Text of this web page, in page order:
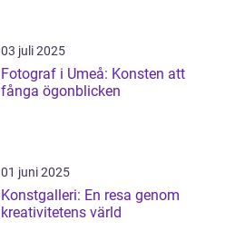
03 juli 2025
Fotograf i Umeå: Konsten att
fånga ögonblicken
01 juni 2025
Konstgalleri: En resa genom
kreativitetens värld